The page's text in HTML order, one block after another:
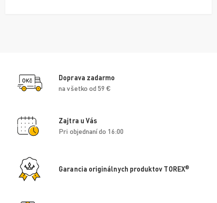
Doprava zadarmo
na všetko od 59 €
Zajtra u Vás
Pri objednaní do 16:00
Garancia originálnych produktov TOREX®